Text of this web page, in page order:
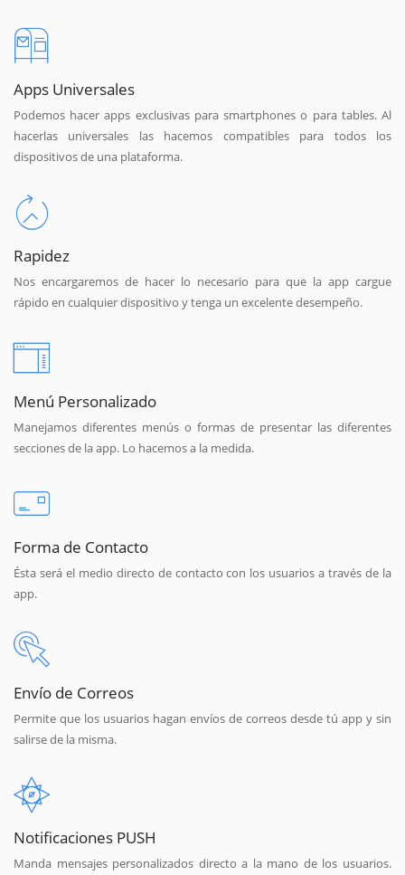
Apps Universales
Podemos hacer apps exclusivas para smartphones o para tables. Al
hacerlas universales las hacemos compatibles para todos los
dispositivos de una plataforma.
Rapidez
Nos encargaremos de hacer lo necesario para que la app cargue
rápido en cualquier dispositivo y tenga un excelente desempeño.
Menú Personalizado
Manejamos diferentes menús o formas de presentar las diferentes
secciones de la app. Lo hacemos a la medida.
Forma de Contacto
Ésta será el medio directo de contacto con los usuarios a través de la
app.
Envío de Correos
Permite que los usuarios hagan envíos de correos desde tú app y sin
salirse de la misma.
Notificaciones PUSH
Manda mensajes personalizados directo a la mano de los usuarios.